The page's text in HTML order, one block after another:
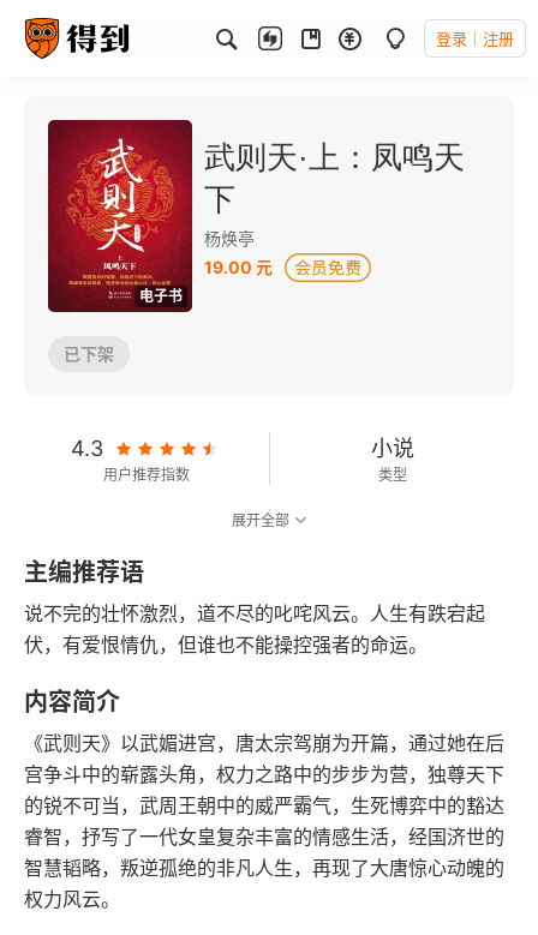
登录 注册
电子书
武则天·上：凤鸣天
下
杨焕亭
19.00 元
已下架
4.3
用户推荐指数
小说
类型
2015-11-01
发行日期
展开全部
主编推荐语
说不完的壮怀激烈，道不尽的叱咤风云。人生有跌宕起
伏，有爱恨情仇，但谁也不能操控强者的命运。
内容简介
《武则天》以武媚进宫，唐太宗驾崩为开篇，通过她在后
宫争斗中的崭露头角，权力之路中的步步为营，独尊天下
的锐不可当，武周王朝中的威严霸气，生死博弈中的豁达
睿智，抒写了一代女皇复杂丰富的情感生活，经国济世的
智慧韬略，叛逆孤绝的非凡人生，再现了大唐惊心动魄的
权力风云。